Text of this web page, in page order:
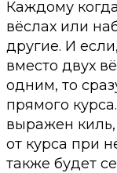
Каждому
вёслах или
другие. И
вместо двух
одним, то
прямого
выражен киль,
от курса при
также будет